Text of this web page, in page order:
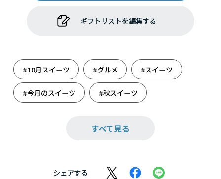
ギフトリストを編集する
#10月スイーツ #グルメ #スイーツ
#今月のスイーツ #秋スイーツ
すべて見る
シェアする